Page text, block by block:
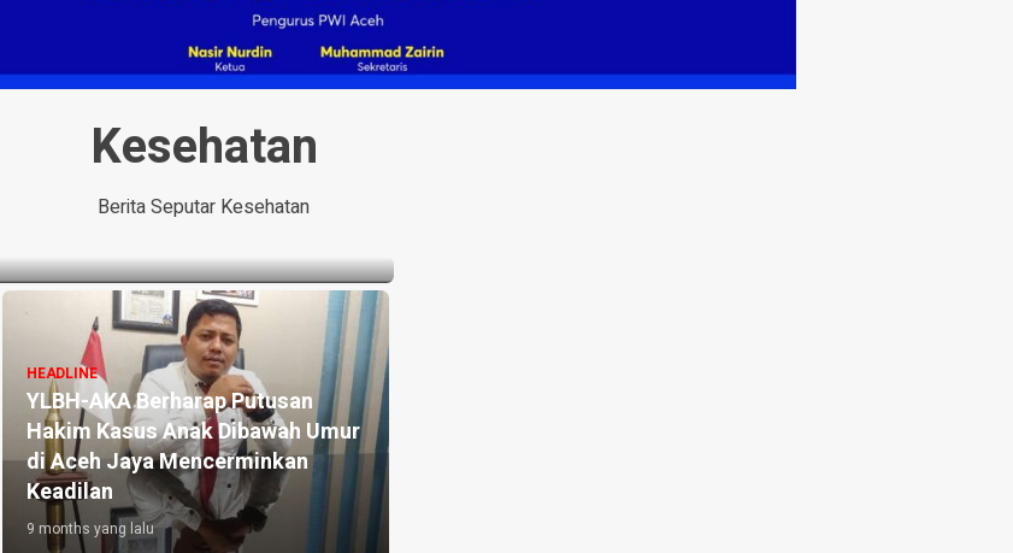
Kesehatan
Berita Seputar Kesehatan
HEADLINE
YLBH-AKA Berharap Putusan
Hakim Kasus Anak Dibawah Umur
di Aceh Jaya Mencerminkan
Keadilan
9 months yang lalu